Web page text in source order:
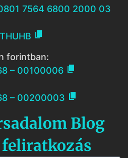
7564 6800 2000 03

forintban:
– 00100006 
– 00200003 
Blog